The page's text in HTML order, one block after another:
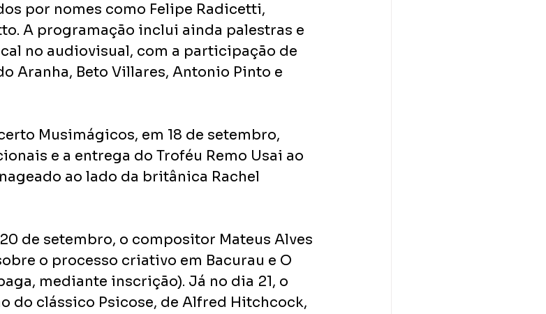
por nomes como Felipe Radicetti,
A programação inclui ainda palestras e
no audiovisual, com a participação de
Aranha, Beto Villares, Antonio Pinto e
Musimágicos, em 18 de setembro,
e a entrega do Troféu Remo Usai ao
ao lado da britânica Rachel
de setembro, o compositor Mateus Alves
o processo criativo em Bacurau e O
mediante inscrição). Já no dia 21, o
do clássico Psicose, de Alfred Hitchcock,